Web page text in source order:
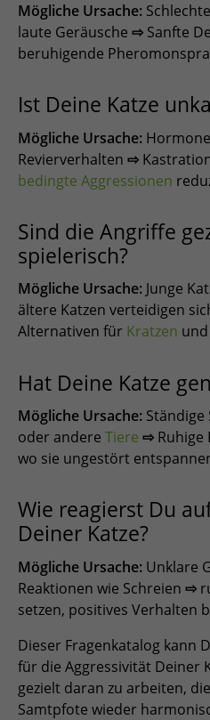
Mögliche Ursache:
laute Geräusche ⇨ Sanfte
beruhigende
Ist Deine Katze
Mögliche Ursache:
Revierverhalten ⇨
bedingte Aggressionen
Sind die Angriffe
spielerisch?
Mögliche Ursache: Junge
ältere Katzen verteidigen
Alternativen für Kratzen
Hat Deine Katze
Mögliche Ursache:
oder andere Tiere ⇨ Ruhige
wo sie ungestört
Wie reagierst Du
Deiner Katze?
Mögliche Ursache: Unklare
Reaktionen wie Schreien ⇨
setzen, positives Verhalten
Dieser Fragenkatalog kann
für die Aggressivität Deiner
gezielt daran zu arbeiten,
Samtpfote wieder